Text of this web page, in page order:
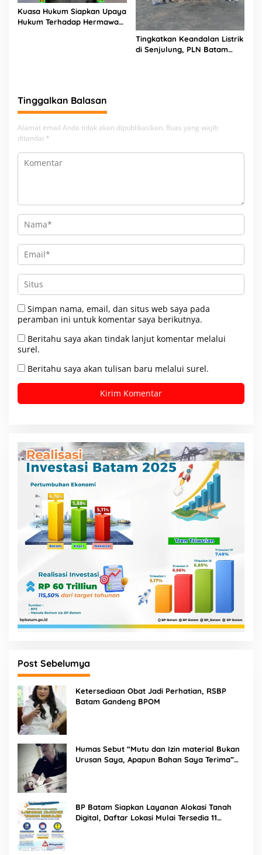
Kuasa Hukum Siapkan Upaya
Hukum Terhadap Hermawan
Tingkatkan Keandalan Listrik
di Senjulung, PLN Batam
Tinggalkan Balasan
Alamat email Anda tidak akan dipublikasikan. Ruas yang wajib
ditandai *
Simpan nama, email, dan situs web saya pada
peramban ini untuk komentar saya berikutnya.
Beritahu saya akan tindak lanjut komentar melalui
surel.
Beritahu saya akan tulisan baru melalui surel.
Post Sebelumya
Ketersediaan Obat Jadi Perhatian, RSBP
Batam Gandeng BPOM
Humas Sebut “Mutu dan Izin material Bukan
Urusan Saya, Apapun Bahan Saya Terima”
BP Batam Siapkan Layanan Alokasi Tanah
Digital, Daftar Lokasi Mulai Tersedia 11